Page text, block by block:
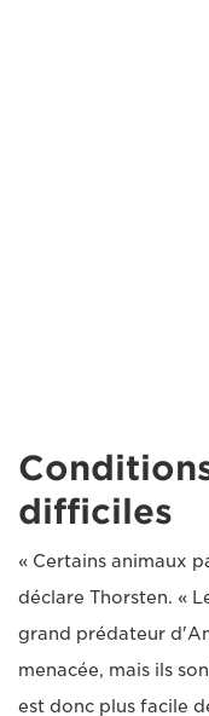
difficiles
« Certains animaux
déclare Thorsten. «
grand prédateur
menacée, mais ils
est donc plus facile